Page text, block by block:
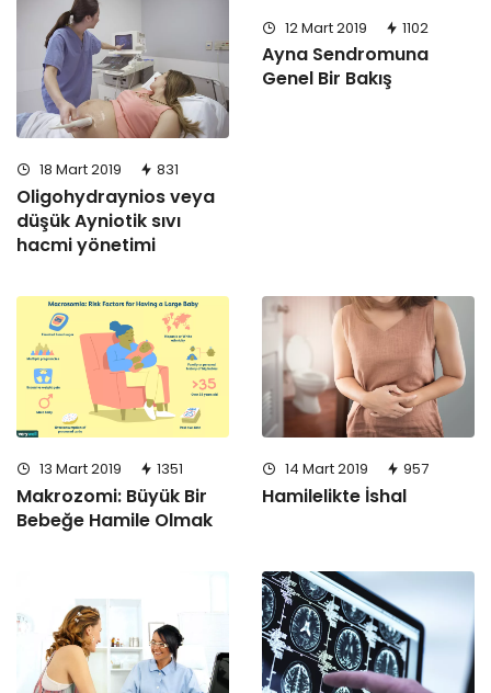
18 Mart 2019 831
Oligohydraynios veya
düşük Ayniotik sıvı
hacmi yönetimi
12 Mart 2019 1102
Ayna Sendromuna
Genel Bir Bakış
13 Mart 2019 1351
Makrozomi: Büyük Bir
Bebeğe Hamile Olmak
14 Mart 2019 957
Hamilelikte İshal